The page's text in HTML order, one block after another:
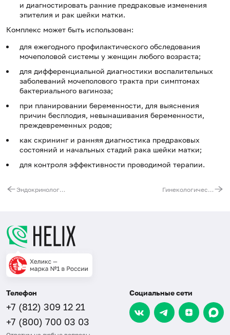
и диагностировать ранние предраковые изменения
эпителия и рак шейки матки.
Комплекс может быть использован:
для ежегодного профилактического обследования
мочеполовой системы у женщин любого возраста;
для дифференциальной диагностики воспалительных
заболеваний мочеполового тракта при симптомах
бактериального вагиноза;
при планировании беременности, для выяснения
причин бесплодия, невынашивания беременности,
преждевременных родов;
как скрининг и ранняя диагностика предраковых
состояний и начальных стадий рака шейки матки;
для контроля эффективности проводимой терапии.
Эндокринологический максимальный мужской Гинекологический оптимальный
Телефон
+7 (812) 309 12 21
+7 (800) 700 03 03
Социальные сети